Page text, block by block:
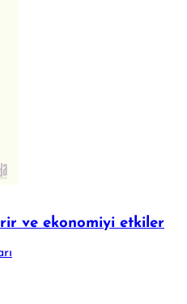
ve ekonomiyi etkiler